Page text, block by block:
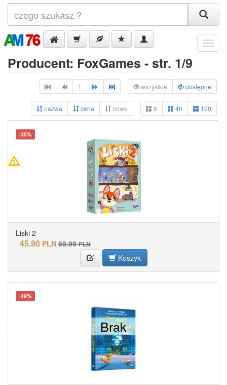
Menu
Producent: FoxGames - str. 1/9
1 wszystkie dostępne
nazwa cena nowe 8 40 120
-35%
Liski 2
45.90 PLN 69.99 PLN
Koszyk
-49%
Brak